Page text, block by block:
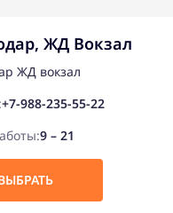
ЖД Вокзал
ЖД вокзал
+7-988-235-55-22
9 – 21